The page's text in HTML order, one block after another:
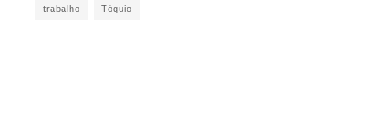
trabalho Tóquio